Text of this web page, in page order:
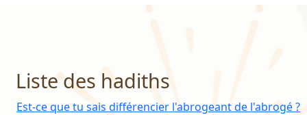
Liste des hadiths
Est-ce que tu sais différencier l'abrogeant de l'abrogé ?